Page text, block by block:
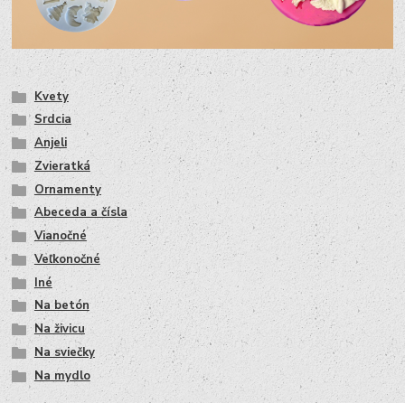
Kvety
Srdcia
Anjeli
Zvieratká
Ornamenty
Abeceda a čísla
Vianočné
Veľkonočné
Iné
Na betón
Na živicu
Na sviečky
Na mydlo